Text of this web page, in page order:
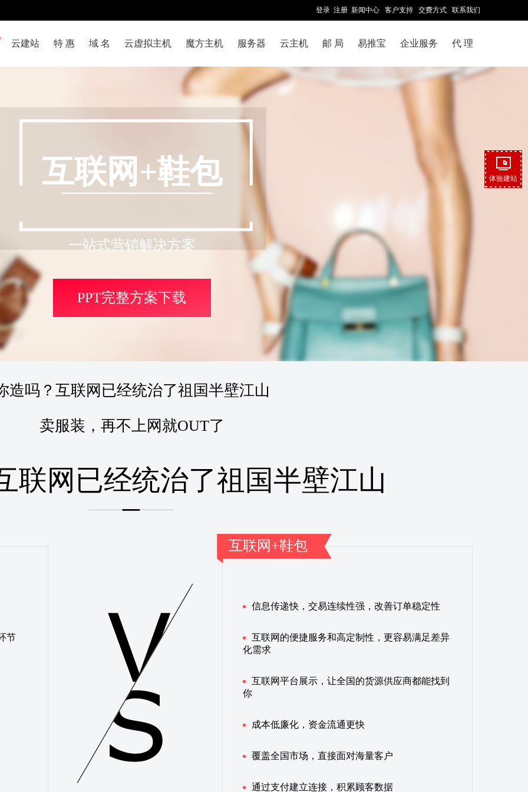
登录 注册 新闻中心 客户支持 交费方式 联系我们
云建站 特 惠 域 名 云虚拟主机 魔方主机 服务器 云主机 邮 局 易推宝 企业服务 代 理
互联网+鞋包
一站式营销解决方案
PPT完整方案下载
造吗？互联网已经统治了祖国半壁江山
卖服装，再不上网就OUT了
联网已经统治了祖国半壁江山
节
互联网+鞋包
信息传递快，交易连续性强，改善订单稳定性
互联网的便捷服务和高定制性，更容易满足差异
化需求
互联网平台展示，让全国的货源供应商都能找到
你
成本低廉化，资金流通更快
覆盖全国市场，直接面对海量客户
通过支付建立连接，积累顾客数据
体验建站